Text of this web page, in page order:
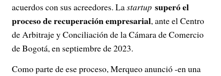
acuerdos con sus acreedores. Lastartup superó el
proceso de recuperación empresarial, ante el Centro
de Arbitraje y Conciliación de la Cámara de Comercio
de Bogotá, en septiembre de 2023.
Como parte de ese proceso, Merqueo anunció -en una